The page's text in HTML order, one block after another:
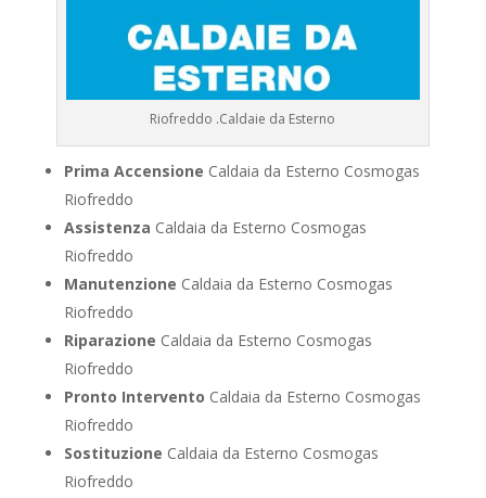
Riofreddo .Caldaie da Esterno
Prima Accensione Caldaia da Esterno Cosmogas
Riofreddo
Assistenza Caldaia da Esterno Cosmogas
Riofreddo
Manutenzione Caldaia da Esterno Cosmogas
Riofreddo
Riparazione Caldaia da Esterno Cosmogas
Riofreddo
Pronto Intervento Caldaia da Esterno Cosmogas
Riofreddo
Sostituzione Caldaia da Esterno Cosmogas
Riofreddo